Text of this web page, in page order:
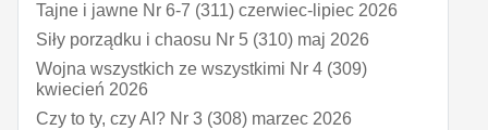
Tajne i jawne Nr 6-7 (311) czerwiec-lipiec 2026
Siły porządku i chaosu Nr 5 (310) maj 2026
Wojna wszystkich ze wszystkimi Nr 4 (309)
kwiecień 2026
Czy to ty, czy AI? Nr 3 (308) marzec 2026